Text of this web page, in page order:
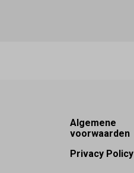
Footer
Algemene
voorwaarden
Privacy Policy